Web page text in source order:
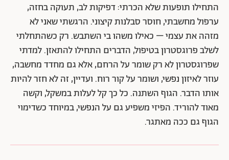
התחילו תופעות שלא הכרתי: דפיקות לב, תעוקה בחזה,
ערפול מחשבתי, חוסר סבלנות קיצוני. הרגשתי שאני לא
מזהה את עצמי – כאילו משהו בי השתבש. רק כשהתחלתי
לשלב פרוגסטרון בטיפול, הדברים התחילו להתאזן. למדתי
שפרוגסטרון לא רק שומר על הרחם, אלא גם מחדד מחשבה,
עוזר לאיזון נפשי, ושומר על קור רוח. ועדיין, זה לא חזר להיות
אותו הדבר. הגוף השתנה. כל כך קל לעלות במשקל, וקשה
מאוד להוריד. הפיזי משפיע גם על הנפשי, במיוחד כשדימוי
הגוף גם ככה מאתגר.